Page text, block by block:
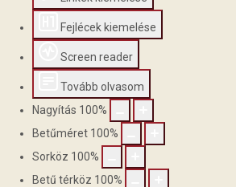
Fejlécek kiemelése
Screen reader
Tovább olvasom
Nagyítás 100%
Betűméret 100%
Sorköz 100%
Betű térköz 100%